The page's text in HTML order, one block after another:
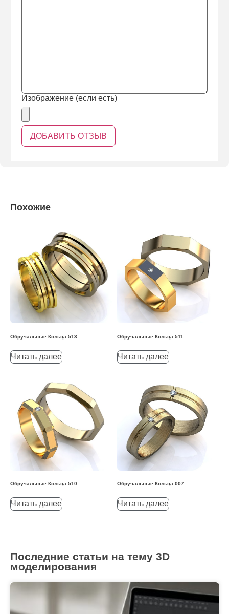
Изображение (если есть)
Похожие
Обручальные Кольца 513
Читать далее
Обручальные Кольца 511
Читать далее
Обручальные Кольца 510
Читать далее
Обручальные Кольца 007
Читать далее
Последние статьи на тему 3D
моделирования